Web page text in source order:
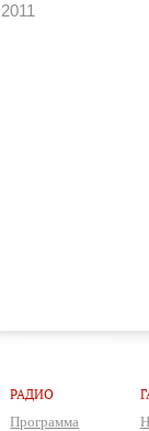
РАДИО
Программа